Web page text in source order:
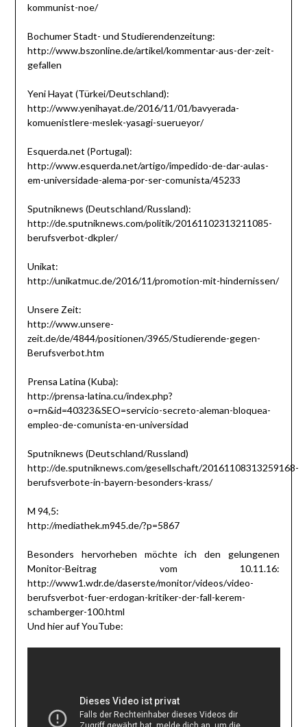
kommunist-noe/
Bochumer Stadt- und Studierendenzeitung:
http://www.bszonline.de/artikel/kommentar-aus-der-zeit-
gefallen
Yeni Hayat (Türkei/Deutschland):
http://www.yenihayat.de/2016/11/01/bavyerada-
komuenistlere-meslek-yasagi-suerueyor/
Esquerda.net (Portugal):
http://www.esquerda.net/artigo/impedido-de-dar-aulas-
em-universidade-alema-por-ser-comunista/45233
Sputniknews (Deutschland/Russland):
http://de.sputniknews.com/politik/20161102313211085-
berufsverbot-dkpler/
Unikat:
http://unikatmuc.de/2016/11/promotion-mit-hindernissen/
Unsere Zeit:
http://www.unsere-
zeit.de/de/4844/positionen/3965/Studierende-gegen-
Berufsverbot.htm
Prensa Latina (Kuba):
http://prensa-latina.cu/index.php?
o=rn&id=40323&SEO=servicio-secreto-aleman-bloquea-
empleo-de-comunista-en-universidad
Sputniknews (Deutschland/Russland)
http://de.sputniknews.com/gesellschaft/20161108313259168-
berufsverbote-in-bayern-besonders-krass/
M 94,5:
http://mediathek.m945.de/?p=5867
Besonders hervorheben möchte ich den gelungenen
Monitor-Beitrag vom 10.11.16:
http://www1.wdr.de/daserste/monitor/videos/video-
berufsverbot-fuer-erdogan-kritiker-der-fall-kerem-
schamberger-100.html
Und hier auf YouTube: